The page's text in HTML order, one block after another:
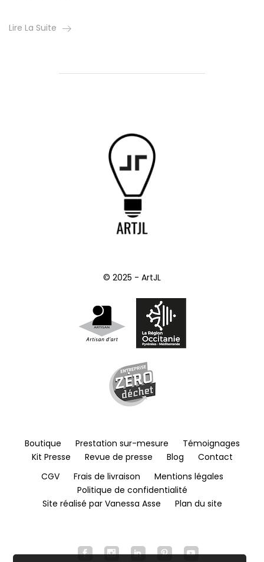
Lire La Suite
© 2025 - ArtJL
Boutique Prestation sur-mesure
Témoignages
Kit Presse
Revue de presse Blog
Contact
CGV
Frais de livraison
Mentions légales
Politique de confidentialité
Site réalisé par Vanessa Asse
Plan du site